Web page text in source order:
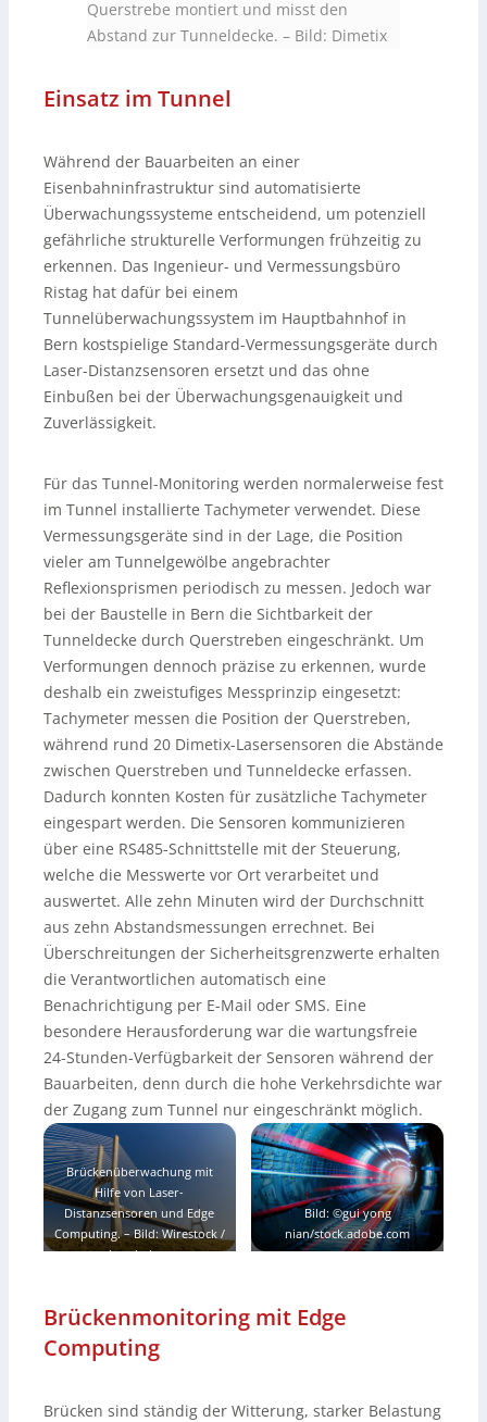
Querstrebe montiert und misst den
Abstand zur Tunneldecke. – Bild: Dimetix
Einsatz im Tunnel
Während der Bauarbeiten an einer
Eisenbahninfrastruktur sind automatisierte
Überwachungssysteme entscheidend, um potenziell
gefährliche strukturelle Verformungen frühzeitig zu
erkennen. Das Ingenieur- und Vermessungsbüro
Ristag hat dafür bei einem
Tunnelüberwachungssystem im Hauptbahnhof in
Bern kostspielige Standard-Vermessungsgeräte durch
Laser-Distanzsensoren ersetzt und das ohne
Einbußen bei der Überwachungsgenauigkeit und
Zuverlässigkeit.
Für das Tunnel-Monitoring werden normalerweise fest
im Tunnel installierte Tachymeter verwendet. Diese
Vermessungsgeräte sind in der Lage, die Position
vieler am Tunnelgewölbe angebrachter
Reflexionsprismen periodisch zu messen. Jedoch war
bei der Baustelle in Bern die Sichtbarkeit der
Tunneldecke durch Querstreben eingeschränkt. Um
Verformungen dennoch präzise zu erkennen, wurde
deshalb ein zweistufiges Messprinzip eingesetzt:
Tachymeter messen die Position der Querstreben,
während rund 20 Dimetix-Lasersensoren die Abstände
zwischen Querstreben und Tunneldecke erfassen.
Dadurch konnten Kosten für zusätzliche Tachymeter
eingespart werden. Die Sensoren kommunizieren
über eine RS485-Schnittstelle mit der Steuerung,
welche die Messwerte vor Ort verarbeitet und
auswertet. Alle zehn Minuten wird der Durchschnitt
aus zehn Abstandsmessungen errechnet. Bei
Überschreitungen der Sicherheitsgrenzwerte erhalten
die Verantwortlichen automatisch eine
Benachrichtigung per E-Mail oder SMS. Eine
besondere Herausforderung war die wartungsfreie
24-Stunden-Verfügbarkeit der Sensoren während der
Bauarbeiten, denn durch die hohe Verkehrsdichte war
der Zugang zum Tunnel nur eingeschränkt möglich.
Brückenüberwachung mit
Hilfe von Laser-
Distanzsensoren und Edge
Computing.–Bild: Wirestock /
www.istockphoto.com
Bild: ©gui yong
nian/stock.adobe.com
Brückenmonitoring mit Edge
Computing
Brücken sind ständig der Witterung, starker Belastung